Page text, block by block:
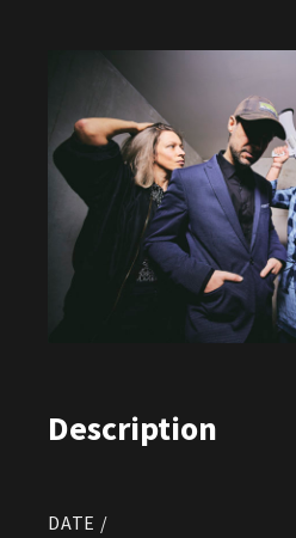
Description
DATE /